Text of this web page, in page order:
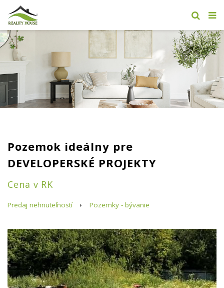
Pozemok ideálny pre
DEVELOPERSKÉ PROJEKTY
Cena v RK
Predaj nehnuteľností Pozemky - bývanie